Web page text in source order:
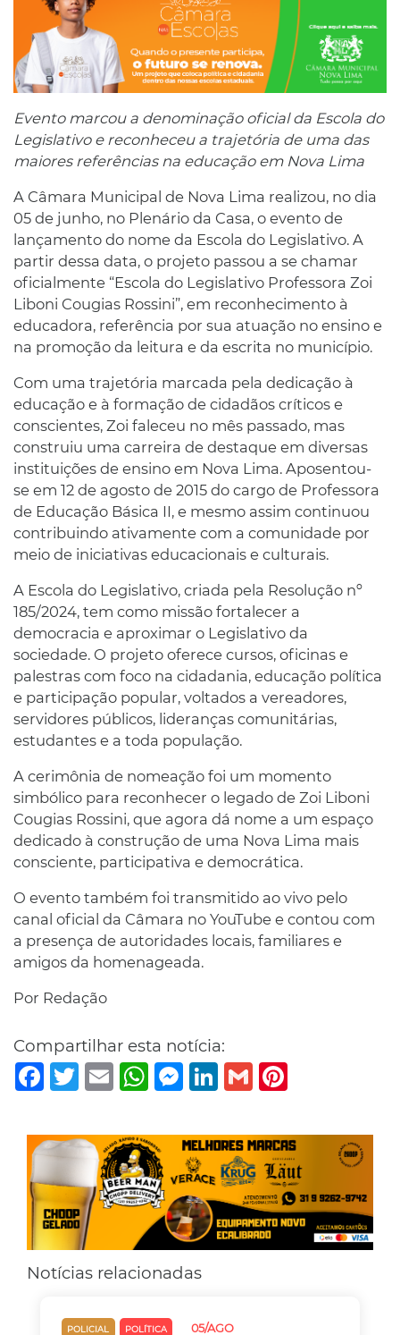
Evento marcou a denominação oficial da Escola do
Legislativo e reconheceu a trajetória de uma das
maiores referências na educação em Nova Lima
A Câmara Municipal de Nova Lima realizou, no dia
05 de junho, no Plenário da Casa, o evento de
lançamento do nome da Escola do Legislativo. A
partir dessa data, o projeto passou a se chamar
oficialmente “Escola do Legislativo Professora Zoi
Liboni Cougias Rossini”, em reconhecimento à
educadora, referência por sua atuação no ensino e
na promoção da leitura e da escrita no município.
Com uma trajetória marcada pela dedicação à
educação e à formação de cidadãos críticos e
conscientes, Zoi faleceu no mês passado, mas
construiu uma carreira de destaque em diversas
instituições de ensino em Nova Lima. Aposentou-
se em 12 de agosto de 2015 do cargo de Professora
de Educação Básica II, e mesmo assim continuou
contribuindo ativamente com a comunidade por
meio de iniciativas educacionais e culturais.
A Escola do Legislativo, criada pela Resolução nº
185/2024, tem como missão fortalecer a
democracia e aproximar o Legislativo da
sociedade. O projeto oferece cursos, oficinas e
palestras com foco na cidadania, educação política
e participação popular, voltados a vereadores,
servidores públicos, lideranças comunitárias,
estudantes e a toda população.
A cerimônia de nomeação foi um momento
simbólico para reconhecer o legado de Zoi Liboni
Cougias Rossini, que agora dá nome a um espaço
dedicado à construção de uma Nova Lima mais
consciente, participativa e democrática.
O evento também foi transmitido ao vivo pelo
canal oficial da Câmara no YouTube e contou com
a presença de autoridades locais, familiares e
amigos da homenageada.
Por Redação
Compartilhar esta notícia:
Facebook
TwitterEmail WhatsAppMessenger
LinkedIn
Gmail
Notícias relacionadas
POLICIAL POLÍTICA 05/AGO